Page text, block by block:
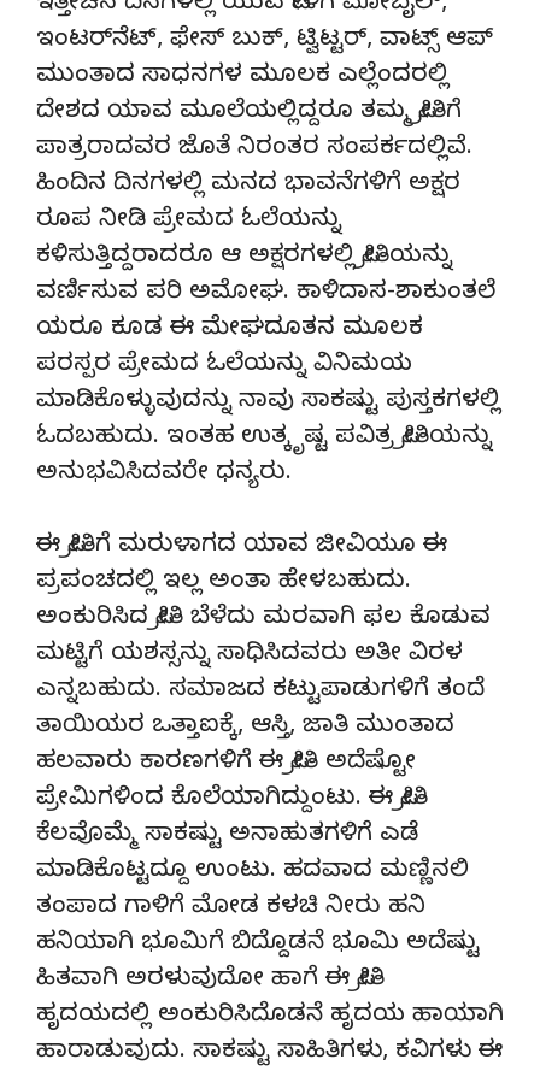
ಇಂಟರ್‌ನೆಟ್, ಫೇಸ್ ಬುಕ್, ಟ್ವಿಟ್ಟರ್, ವಾಟ್ಸ್ ಆಪ್
ಮುಂತಾದ ಸಾಧನಗಳ ಮೂಲಕ ಎಲ್ಲೆಂದರಲ್ಲಿ
ದೇಶದ ಯಾವ ಮೂಲೆಯಲ್ಲಿದ್ದರೂ ತಮ್ಮ ಪ್ರೀತಿಗೆ
ಪಾತ್ರರಾದವರ ಜೊತೆ ನಿರಂತರ ಸಂಪರ್ಕದಲ್ಲಿವೆ.
ಹಿಂದಿನ ದಿನಗಳಲ್ಲಿ ಮನದ ಭಾವನೆಗಳಿಗೆ ಅಕ್ಷರ
ರೂಪ ನೀಡಿ ಪ್ರೇಮದ ಓಲೆಯನ್ನು
ಕಳಿಸುತ್ತಿದ್ದರಾದರೂ ಆ ಅಕ್ಷರಗಳಲ್ಲಿ ಪ್ರೀತಿಯನ್ನು
ವರ್ಣಿಸುವ ಪರಿ ಅಮೋಘ. ಕಾಳಿದಾಸ-ಶಾಕುಂತಲೆ
ಯರೂ ಕೂಡ ಈ ಮೇಘದೂತನ ಮೂಲಕ
ಪರಸ್ಪರ ಪ್ರೇಮದ ಓಲೆಯನ್ನು ವಿನಿಮಯ
ಮಾಡಿಕೊಳ್ಳುವುದನ್ನು ನಾವು ಸಾಕಷ್ಟು ಪುಸ್ತಕಗಳಲ್ಲಿ
ಓದಬಹುದು. ಇಂತಹ ಉತ್ಕೃಷ್ಟ ಪವಿತ್ರ ಪ್ರೀತಿಯನ್ನು
ಅನುಭವಿಸಿದವರೇ ಧನ್ಯರು.
ಈ ಪ್ರೀತಿಗೆ ಮರುಳಾಗದ ಯಾವ ಜೀವಿಯೂ ಈ
ಪ್ರಪಂಚದಲ್ಲಿ ಇಲ್ಲ ಅಂತಾ ಹೇಳಬಹುದು.
ಅಂಕುರಿಸಿದ ಪ್ರೀತಿ ಬೆಳೆದು ಮರವಾಗಿ ಫಲ ಕೊಡುವ
ಮಟ್ಟಿಗೆ ಯಶಸ್ಸನ್ನು ಸಾಧಿಸಿದವರು ಅತೀ ವಿರಳ
ಎನ್ನಬಹುದು. ಸಮಾಜದ ಕಟ್ಟುಪಾಡುಗಳಿಗೆ ತಂದೆ
ತಾಯಿಯರ ಒತ್ತಾಐಕ್ಕೆ, ಆಸ್ತಿ, ಜಾತಿ ಮುಂತಾದ
ಹಲವಾರು ಕಾರಣಗಳಿಗೆ ಈ ಪ್ರೀತಿ ಅದೆಷ್ಟೋ
ಪ್ರೇಮಿಗಳಿಂದ ಕೊಲೆಯಾಗಿದ್ದುಂಟು. ಈ ಪ್ರೀತಿ
ಕೆಲವೊಮ್ಮೆ ಸಾಕಷ್ಟು ಅನಾಹುತಗಳಿಗೆ ಎಡೆ
ಮಾಡಿಕೊಟ್ಟದ್ದೂ ಉಂಟು. ಹದವಾದ ಮಣ್ಣಿನಲಿ
ತಂಪಾದ ಗಾಳಿಗೆ ಮೋಡ ಕಳಚಿ ನೀರು ಹನಿ
ಹನಿಯಾಗಿ ಭೂಮಿಗೆ ಬಿದ್ದೊಡನೆ ಭೂಮಿ ಅದೆಷ್ಟು
ಹಿತವಾಗಿ ಅರಳುವುದೋ ಹಾಗೆ ಈ ಪ್ರೀತಿ
ಹೃದಯದಲ್ಲಿ ಅಂಕುರಿಸಿದೊಡನೆ ಹೃದಯ ಹಾಯಾಗಿ
ಹಾರಾಡುವುದು. ಸಾಕಷ್ಟು ಸಾಹಿತಿಗಳು, ಕವಿಗಳು ಈ